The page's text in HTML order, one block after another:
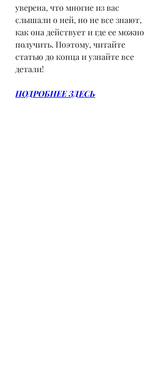
уверена, что многие из вас
слышали о ней, но не все знают,
как она действует и где ее можно
получить. Поэтому, читайте
статью до конца и узнайте все
детали!
ПОДРОБНЕЕ ЗДЕСЬ